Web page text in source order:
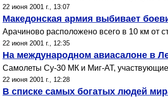
22 июня 2001 г., 13:07
Македонская армия выбивает
Арачиново расположено всего в 10 км от
22 июня 2001 г., 12:35
На международном авиасалоне в
Самолеты Су-30 МК и Миг-АТ,
22 июня 2001 г., 12:28
В списке самых богатых людей